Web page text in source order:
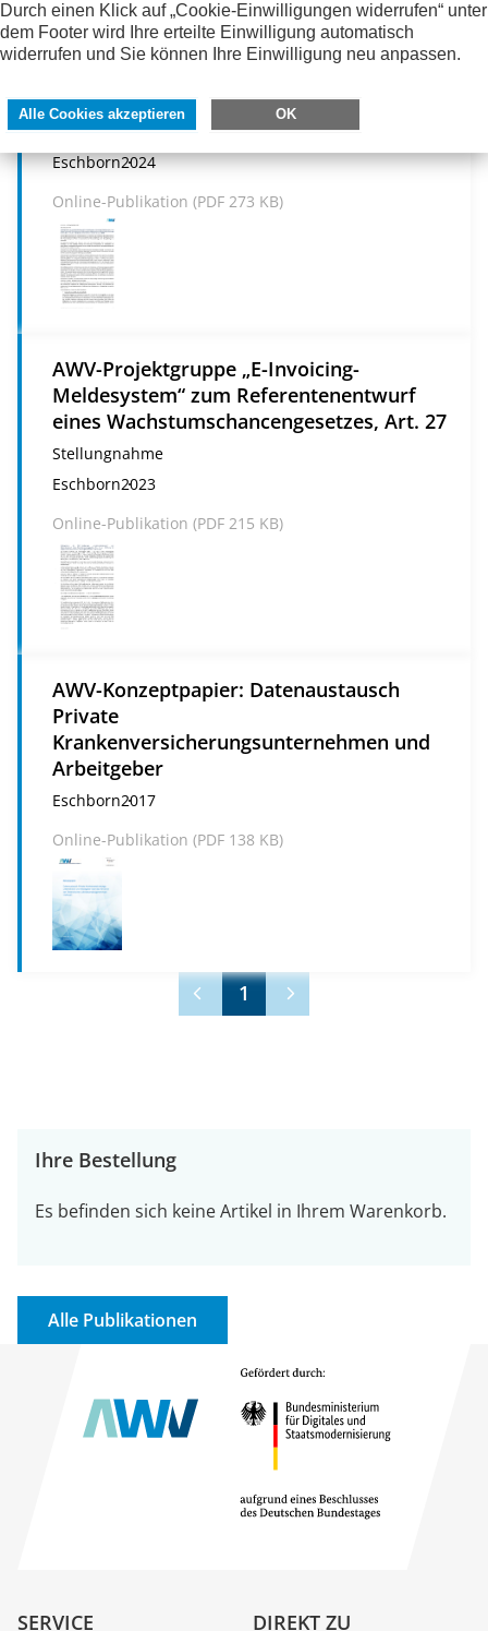
Ihre Bestellung
Es befinden sich keine Artikel in Ihrem Warenkorb.
Alle Publikationen
Meldesystem“ zum Entwurf eines BMF-
Schreibens zur Einführung der
bei B2B-Umsätzen
Stellungnahme
Eschborn2024
Online-Publikation (PDF 273 KB)
AWV-Projektgruppe „E-Invoicing-
Meldesystem“ zum Referentenentwurf
eines Wachstumschancengesetzes, Art. 27
Stellungnahme
Eschborn2023
Online-Publikation (PDF 215 KB)
AWV-Konzeptpapier: Datenaustausch
Private
Krankenversicherungsunternehmen und
Arbeitgeber
Eschborn2017
Online-Publikation (PDF 138 KB)
1
SERVICE DIREKT ZU
Durch einen Klick auf „Cookie-Einwilligungen widerrufen“ unter
dem Footer wird Ihre erteilte Einwilligung automatisch
widerrufen und Sie können Ihre Einwilligung neu anpassen.
Alle Cookies akzeptieren OK